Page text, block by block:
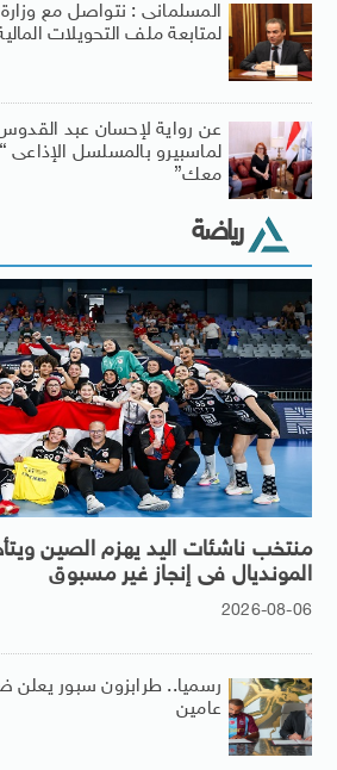
المسلمانى : نتواصل مع وزارة
لمتابعة ملف التحويلات
عن رواية لإحسان عبد
لماسبيرو بالمسلسل الإذاعى
معك”
رياضة
منتخب ناشئات اليد يهزم الصين
المونديال فى إنجاز غير مسبوق
2026-08-06
رسميا.. طرابزون سبور
عامين